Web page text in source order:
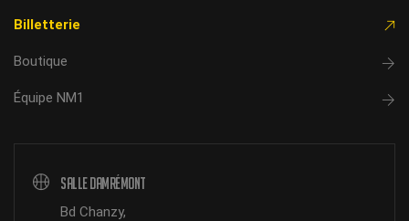
Billetterie
Boutique
Équipe NM1
Salle Damrémont
Bd Chanzy,